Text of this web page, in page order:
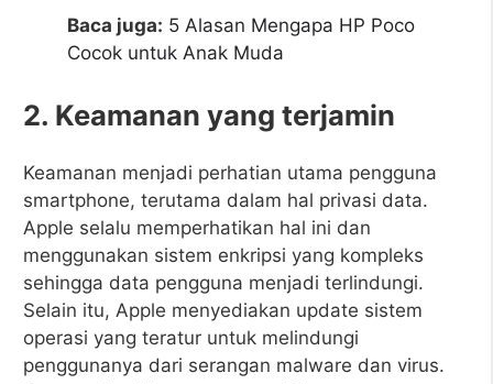
Baca juga: 5 Alasan Mengapa HP Poco
Cocok untuk Anak Muda
2. Keamanan yang terjamin
Keamanan menjadi perhatian utama pengguna
smartphone, terutama dalam hal privasi data.
Apple selalu memperhatikan hal ini dan
menggunakan sistem enkripsi yang kompleks
sehingga data pengguna menjadi terlindungi.
Selain itu, Apple menyediakan update sistem
operasi yang teratur untuk melindungi
penggunanya dari serangan malware dan virus.